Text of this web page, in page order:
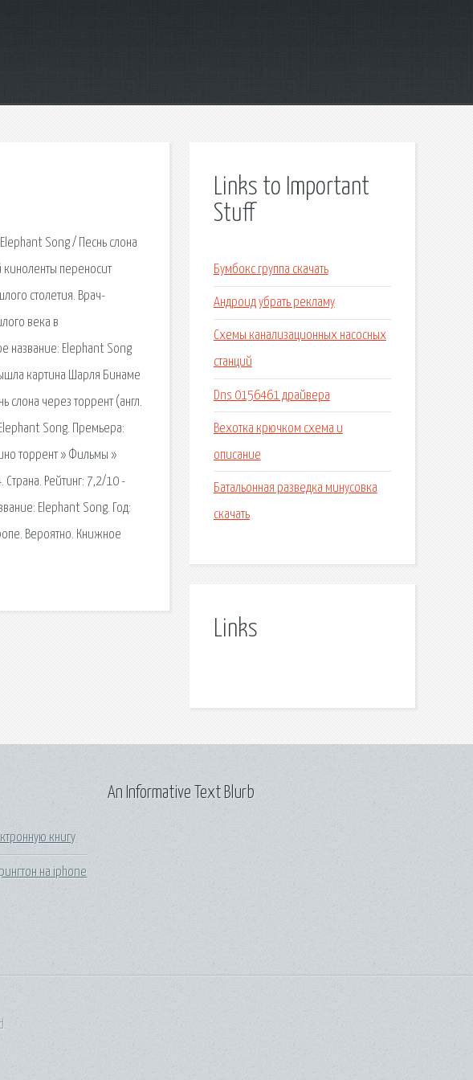
Song / Песнь слона
переносит
столетия. Врач-
века в
название: Elephant Song
картина Шарля Бинаме
слона через торрент (англ.
Song. Премьера:
торрент » Фильмы »
Страна. Рейтинг: 7,2/10 -
Elephant Song. Год:
Вероятно. Книжное
Links to Important
Stuff
Бумбокс группа скачать
Андроид убрать рекламу
Схемы канализационных насосных
станций
Dns 0156461 драйвера
Вехотка крючком схема и
описание
Батальонная разведка минусовка
скачать
Links
книгу
на iphone
An Informative Text Blurb